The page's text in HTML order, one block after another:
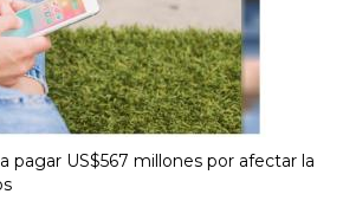
pagar US$567 millones por afectar la